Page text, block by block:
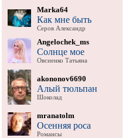
Marka64
Как мне быть
Серов Александр
Angelochek_ms
Солнце мое
Овсиенко Татьяна
akononov6690
Алый тюльпан
Шоколад
mranatolm
Осенняя роса
Романсы